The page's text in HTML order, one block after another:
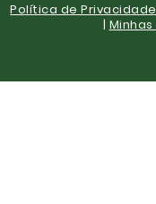
Política de Privacidade
|